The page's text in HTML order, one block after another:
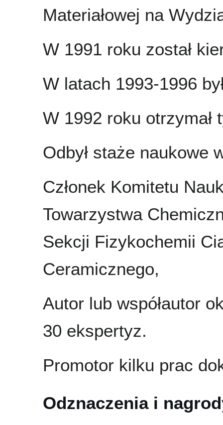
Materiałowej na
W 1991 roku został
W latach 1993-1996
W 1992 roku otrzymał
Odbył staże naukowe
Członek Komitetu
Towarzystwa
Sekcji Fizykochemii
Ceramicznego,
Autor lub współautor
30 ekspertyz.
Promotor kilku prac
Odznaczenia i